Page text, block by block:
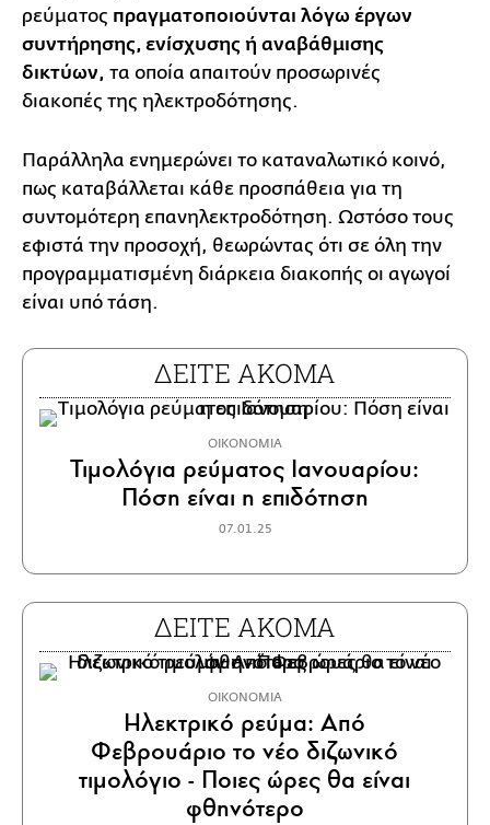
ρεύματος πραγματοποιούνται λόγω έργων
συντήρησης, ενίσχυσης ή αναβάθμισης
δικτύων, τα οποία απαιτούν προσωρινές
διακοπές της ηλεκτροδότησης.
Παράλληλα ενημερώνει το καταναλωτικό κοινό,
πως καταβάλλεται κάθε προσπάθεια για τη
συντομότερη επανηλεκτροδότηση. Ωστόσο τους
εφιστά την προσοχή, θεωρώντας ότι σε όλη την
προγραμματισμένη διάρκεια διακοπής οι αγωγοί
είναι υπό τάση.
ΔΕΙΤΕ ΑΚΟΜΑ
ΟΙΚΟΝΟΜΙΑ
Τιμολόγια ρεύματος Ιανουαρίου:
Πόση είναι η επιδότηση
07.01.25
ΔΕΙΤΕ ΑΚΟΜΑ
ΟΙΚΟΝΟΜΙΑ
Ηλεκτρικό ρεύμα: Aπό
Φεβρουάριο το νέο διζωνικό
τιμολόγιο - Ποιες ώρες θα είναι
φθηνότερο